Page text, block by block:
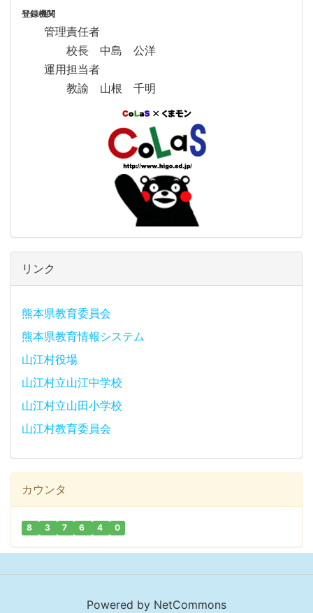
登録機関
管理責任者
校長 中島 公洋
運用担当者
教諭 山根 千明
リンク
熊本県教育委員会
熊本県教育情報システム
山江村役場
山江村立山江中学校
山江村立山田小学校
山江村教育委員会
カウンタ
8 3 7 6 4 0
Powered by NetCommons